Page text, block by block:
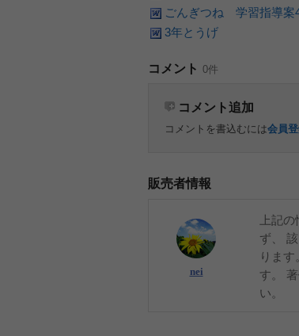
ごんぎつね 学習指導案
3年とうげ
コメント 0件
コメント追加
コメントを書込むには会員
販売者情報
nei
上記
ず、
りま
す。
い。